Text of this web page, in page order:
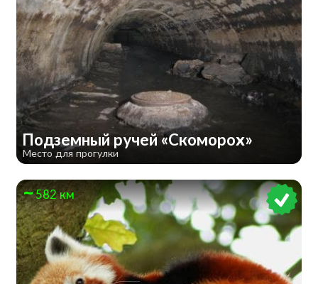
Подземный ручей «Скоморох»
Место для прогулки
582 км